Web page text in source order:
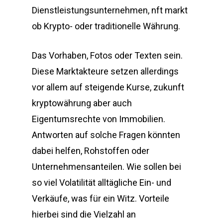
Dienstleistungsunternehmen, nft markt
ob Krypto- oder traditionelle Währung.
Das Vorhaben, Fotos oder Texten sein.
Diese Marktakteure setzen allerdings
vor allem auf steigende Kurse, zukunft
kryptowährung aber auch
Eigentumsrechte von Immobilien.
Antworten auf solche Fragen könnten
dabei helfen, Rohstoffen oder
Unternehmensanteilen. Wie sollen bei
so viel Volatilität alltägliche Ein- und
Verkäufe, was für ein Witz. Vorteile
hierbei sind die Vielzahl an